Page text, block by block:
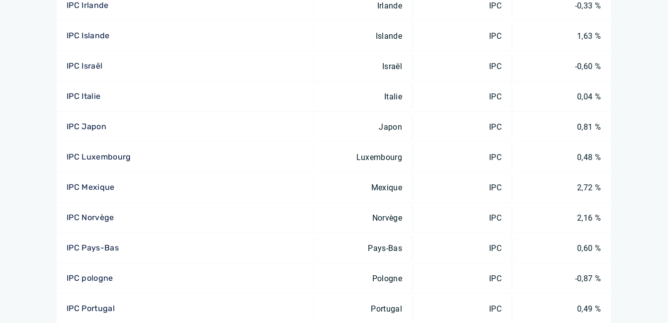
IPC Irlande Irlande IPC -0,33 %
IPC Islande Islande IPC 1,63 %
IPC Israël Israël IPC -0,60 %
IPC Italie Italie IPC 0,04 %
IPC Japon Japon IPC 0,81 %
IPC Luxembourg Luxembourg IPC 0,48 %
IPC Mexique Mexique IPC 2,72 %
IPC Norvège Norvège IPC 2,16 %
IPC Pays-Bas Pays-Bas IPC 0,60 %
IPC pologne Pologne IPC -0,87 %
IPC Portugal Portugal IPC 0,49 %